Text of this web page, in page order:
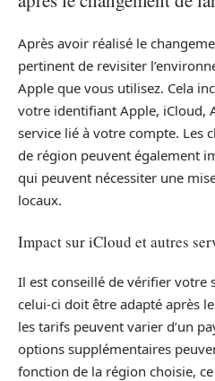
Après avoir réalisé le
pertinent de revisiter
Apple que vous utilisez. Cela
votre identifiant Apple, iCloud,
service lié à votre compte. Les
de région peuvent également
qui peuvent nécessiter une
locaux.
Impact sur iCloud et autres
Il est conseillé de vérifier votre
celui-ci doit être adapté après
les tarifs peuvent varier d’un
options supplémentaires
fonction de la région choisie,